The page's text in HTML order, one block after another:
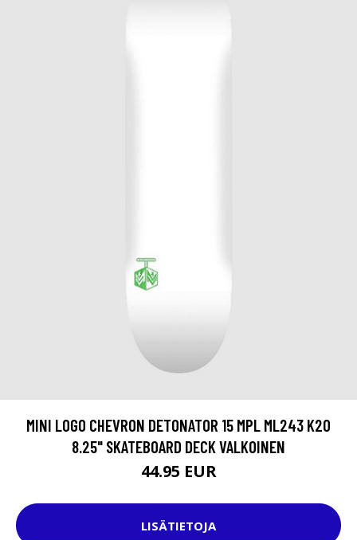
MINI LOGO CHEVRON DETONATOR 15 MPL ML243 K20
8.25" SKATEBOARD DECK VALKOINEN
44.95 EUR
LISÄTIETOJA